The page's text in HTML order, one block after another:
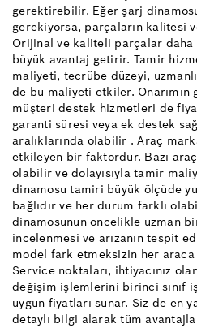
gerektirebilir. Eğer şarj
gerekiyorsa, parçaların kalitesi
Orijinal ve kaliteli parçalar daha
büyük avantaj getirir. Tamir
maliyeti, tecrübe düzeyi,
de bu maliyeti etkiler. Onarımın
müşteri destek hizmetleri de
garanti süresi veya ek destek
aralıklarında olabilir . Araç
etkileyen bir faktördür. Bazı
olabilir ve dolayısıyla tamir
dinamosu tamiri büyük ölçüde
bağlıdır ve her durum farklı
dinamosunun öncelikle uzman
incelenmesi ve arızanın tespit
model fark etmeksizin her
Service noktaları, ihtiyacınız
değişim işlemlerini birinci sınıf
uygun fiyatları sunar. Siz de en
detaylı bilgi alarak tüm